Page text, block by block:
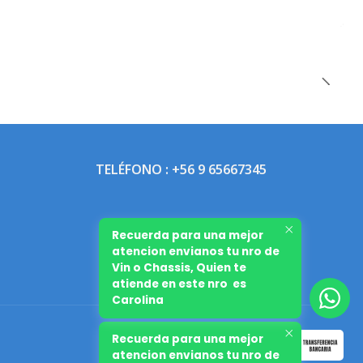
TELÉFONO : +56 9 65667345
Recuerda para una mejor
atencion envianos tu nro de
Recuerda para una mejor
atencion envianos tu nro de
Vin o Chassis, Quien te
atiende en este nro es
Carolina